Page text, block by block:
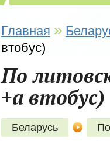
Главная »
втобус)
По
+а втобус)
Беларусь